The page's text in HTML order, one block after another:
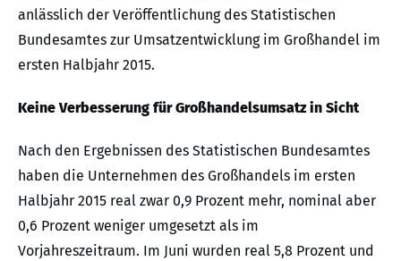
anlässlich der Veröffentlichung des Statistischen
Bundesamtes zur Umsatzentwicklung im Großhandel im
ersten Halbjahr 2015.
Keine Verbesserung für Großhandelsumsatz in Sicht
Nach den Ergebnissen des Statistischen Bundesamtes
haben die Unternehmen des Großhandels im ersten
Halbjahr 2015 real zwar 0,9 Prozent mehr, nominal aber
0,6 Prozent weniger umgesetzt als im
Vorjahreszeitraum. Im Juni wurden real 5,8 Prozent und